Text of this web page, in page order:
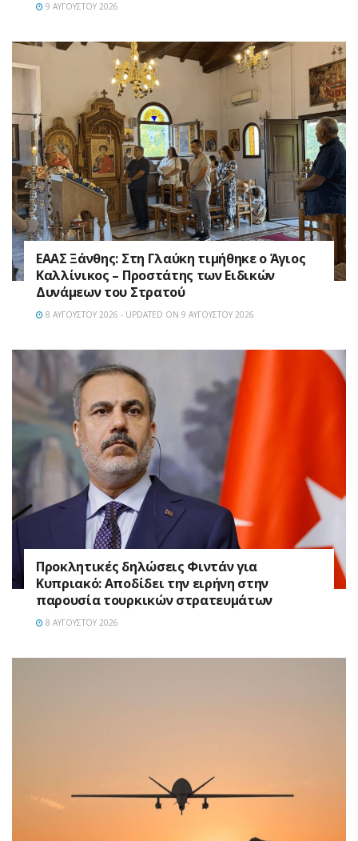
9 ΑΥΓΟΎΣΤΟΥ 2026
EAAΣ Ξάνθης: Στη Γλαύκη τιμήθηκε ο Άγιος
Καλλίνικος – Προστάτης των Ειδικών
Δυνάμεων του Στρατού
8 ΑΥΓΟΎΣΤΟΥ 2026 - UPDATED ON 9 ΑΥΓΟΎΣΤΟΥ 2026
Προκλητικές δηλώσεις Φιντάν για
Κυπριακό: Αποδίδει την ειρήνη στην
παρουσία τουρκικών στρατευμάτων
8 ΑΥΓΟΎΣΤΟΥ 2026